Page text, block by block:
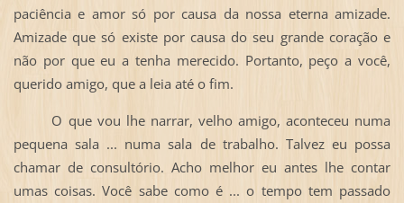
paciência e amor só por causa da nossa eterna amizade.
Amizade que só existe por causa do seu grande coração e
não por que eu a tenha merecido. Portanto, peço a você,
querido amigo, que a leia até o fim.
O que vou lhe narrar, velho amigo, aconteceu numa
pequena sala ... numa sala de trabalho. Talvez eu possa
chamar de consultório. Acho melhor eu antes lhe contar
umas coisas. Você sabe como é ... o tempo tem passado